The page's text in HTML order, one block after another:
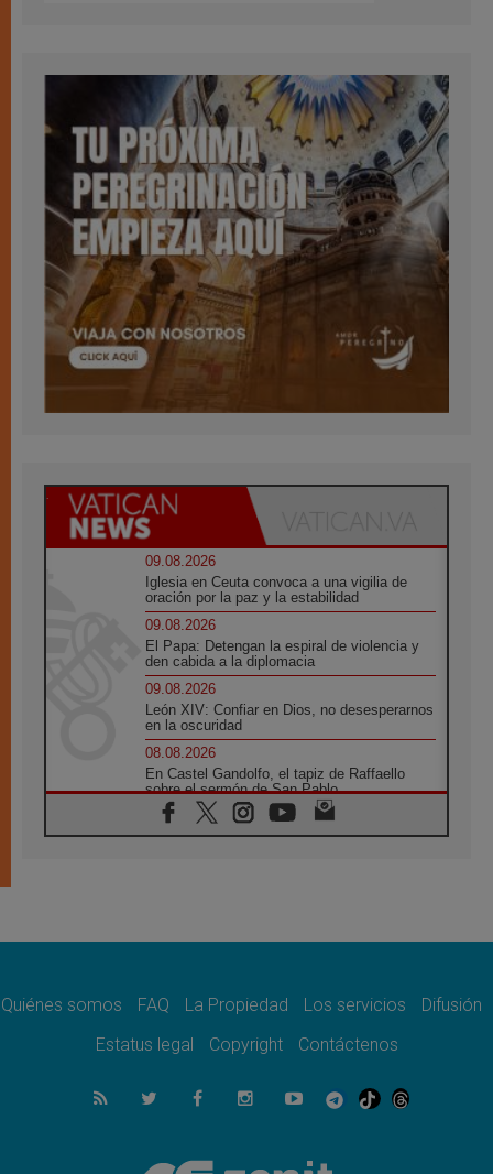
09.08.2026
Iglesia en Ceuta convoca a una vigilia de
oración por la paz y la estabilidad
09.08.2026
El Papa: Detengan la espiral de violencia y
den cabida a la diplomacia
09.08.2026
León XIV: Confiar en Dios, no desesperarnos
en la oscuridad
08.08.2026
En Castel Gandolfo, el tapiz de Raffaello
sobre el sermón de San Pablo
08.08.2026
En Colombia, «la paz no se compra con una
08.08.2026
08.08.2026
del Buen Consejo de Genazzano
Filipinas: el Vicariato Apostólico de Calapán
se convierte en diócesis
Honduras: Los desplazados invisibles de una
Quiénes somos FAQ La Propiedad Los servicios
Difusión
Estatus legal
Copyright Contáctenos